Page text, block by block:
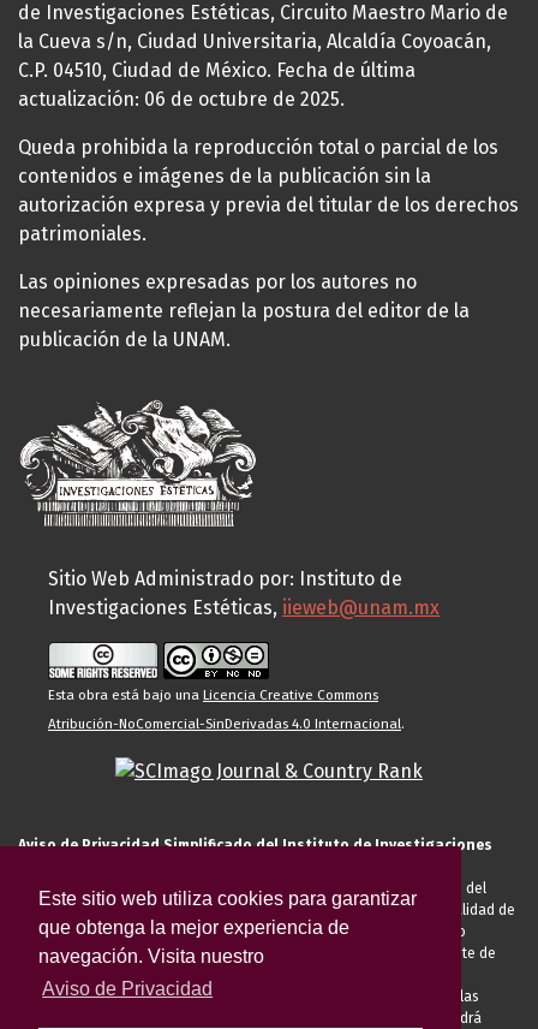
Este sitio web utiliza cookies para garantizar
que obtenga la mejor experiencia de
navegación. Visita nuestro
Aviso de Privacidad
de Investigaciones Estéticas, Circuito Maestro Mario de
la Cueva s/n, Ciudad Universitaria, Alcaldía Coyoacán,
C.P. 04510, Ciudad de México. Fecha de última
actualización: 06 de octubre de 2025.
Queda prohibida la reproducción total o parcial de los
contenidos e imágenes de la publicación sin la
autorización expresa y previa del titular de los derechos
patrimoniales.
Las opiniones expresadas por los autores no
necesariamente reflejan la postura del editor de la
publicación de la UNAM.
Sitio Web Administrado por: Instituto de
Investigaciones Estéticas, iieweb@unam.mx
Esta obra está bajo una Licencia Creative Commons
Atribución-NoComercial-SinDerivadas 4.0 Internacional.
Aviso de Privacidad Simplificado del Instituto de Investigaciones
El Instituto de Investigaciones Estéticas de la UNAM, es responsable del
tratamiento de sus datos personales para el registro de usted en calidad de
alumno, docente, personal de la entidad académica, conferencista o
invitado externo (nacional o extranjero), visitante, proveedor o cliente de
anteriormente descritas u otras aquellas exigidas legalmente o por las
autoridades competentes podrá transferir sus datos personales. Podrá